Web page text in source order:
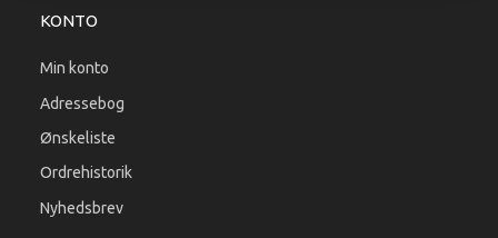
KONTO
Min konto
Adressebog
Ønskeliste
Ordrehistorik
Nyhedsbrev